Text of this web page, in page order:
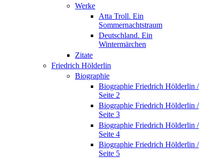
Werke
Atta Troll. Ein
Sommernachtstraum
Deutschland. Ein
Wintermärchen
Zitate
Friedrich Hölderlin
Biographie
Biographie Friedrich Hölderlin /
Seite 2
Biographie Friedrich Hölderlin /
Seite 3
Biographie Friedrich Hölderlin /
Seite 4
Biographie Friedrich Hölderlin /
Seite 5